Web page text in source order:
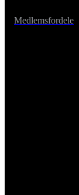
Medlemsfordele